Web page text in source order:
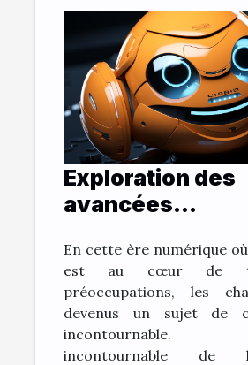
Exploration des
avancées
L'évolution des
chatbots
En cette ère numérique
est au cœur de
préoccupations, les
devenus un sujet de
incontournable.
incontournable de